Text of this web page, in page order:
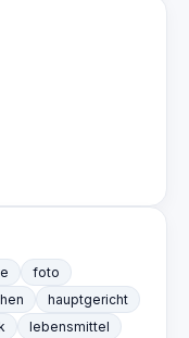
foto
hauptgericht
lebensmittel